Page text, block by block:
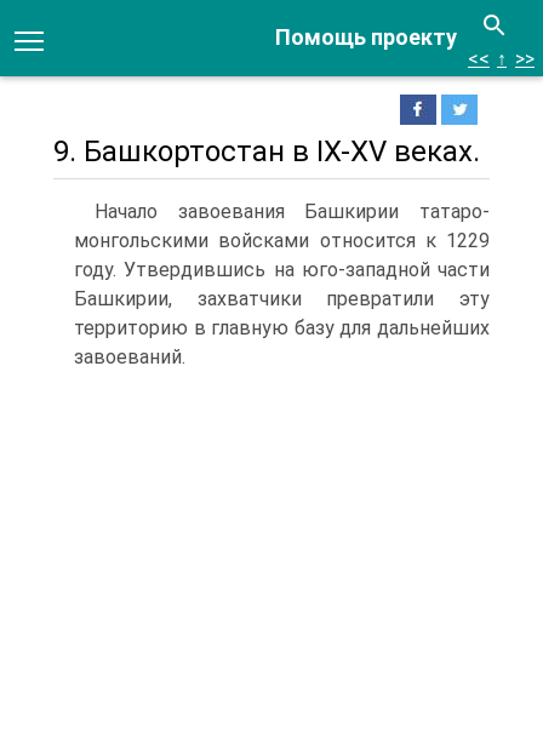
Помощь проекту
<< ↑ >>
9. Башкортостан в IX-XV веках.
Начало завоевания Башкирии татаро-
монгольскими войсками относится к 1229
году. Утвердившись на юго-западной части
Башкирии, захватчики превратили эту
территорию в главную базу для дальнейших
завоеваний.